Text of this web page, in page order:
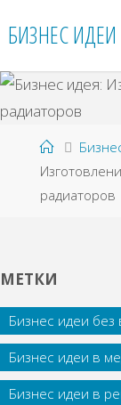
БИЗНЕС ИДЕИ
Главная
радиаторов
МЕТКИ
Бизнес идеи
Бизнес идеи в
Бизнес идеи в